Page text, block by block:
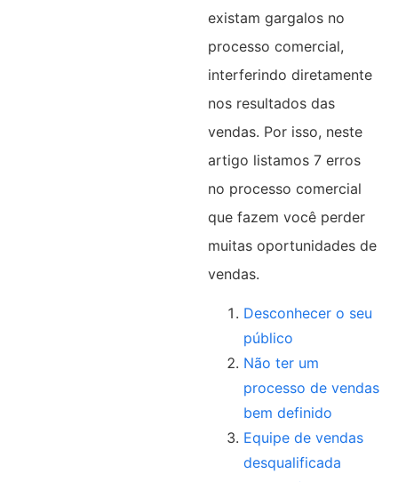
existam gargalos no
processo comercial,
interferindo diretamente
nos resultados das
vendas. Por isso, neste
artigo listamos 7 erros
no processo comercial
que fazem você perder
muitas oportunidades de
vendas.
Desconhecer o seu
público
Não ter um
processo de vendas
bem definido
Equipe de vendas
desqualificada